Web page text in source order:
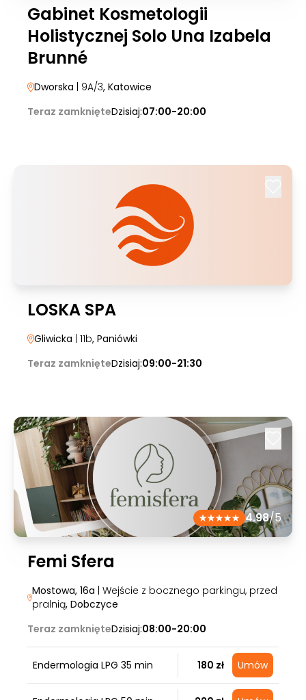
Gabinet Kosmetologii
Holistycznej Solo Una Izabela
Brunné
Dworska | 9A/3, Katowice
Teraz zamknięteDzisiaj:07:00-20:00
LOSKA SPA
Gliwicka | 11b, Paniówki
Teraz zamknięteDzisiaj:09:00-21:30
4.98/5
Femi Sfera
Mostowa, 16a | Wejście z bocznego parkingu, przed
pralnią, Dobczyce
Teraz zamknięteDzisiaj:08:00-20:00
Endermologia LPG 35 min 180 zł Umów